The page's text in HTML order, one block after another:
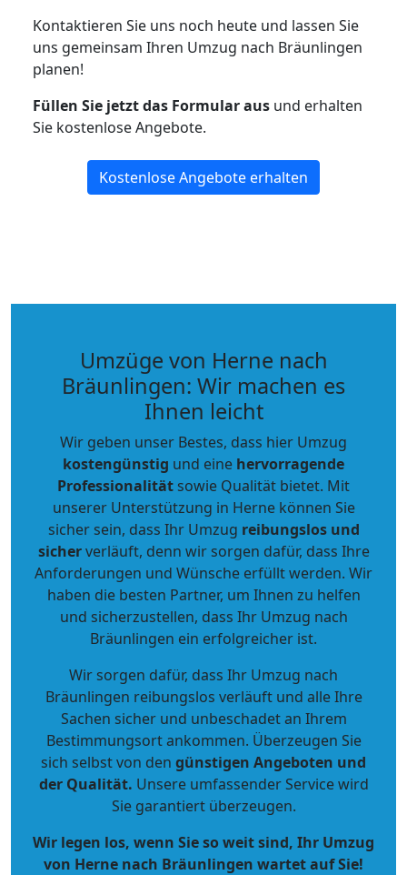
Kontaktieren Sie uns noch heute und lassen Sie
uns gemeinsam Ihren Umzug nach Bräunlingen
planen!
Füllen Sie jetzt das Formular aus und erhalten
Sie kostenlose Angebote.
Kostenlose Angebote erhalten
Umzüge von Herne nach
Bräunlingen: Wir machen es
Ihnen leicht
Wir geben unser Bestes, dass hier Umzug
kostengünstig und eine hervorragende
Professionalitätsowie Qualität bietet. Mit
unserer Unterstützung in Herne können Sie
sicher sein, dass Ihr Umzug reibungslos und
sicherverläuft, denn wir sorgen dafür, dass Ihre
Anforderungen und Wünsche erfüllt werden. Wir
haben die besten Partner, um Ihnen zu helfen
und sicherzustellen, dass Ihr Umzug nach
Bräunlingen ein erfolgreicher ist.
Wir sorgen dafür, dass Ihr Umzug nach
Bräunlingen reibungslos verläuft und alle Ihre
Sachen sicher und unbeschadet an Ihrem
Bestimmungsort ankommen. Überzeugen Sie
sich selbst von den günstigen Angeboten und
der Qualität. Unsere umfassender Service wird
Sie garantiert überzeugen.
Wir legen los, wenn Sie so weit sind, Ihr Umzug
von Herne nach Bräunlingen wartet auf Sie!